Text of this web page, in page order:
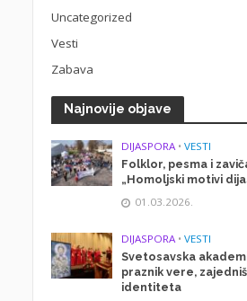
Uncategorized
Vesti
Zabava
Najnovije objave
DIJASPORA • VESTI
Folklor, pesma i
„Homoljski motivi
01.03.2026.
DIJASPORA • VESTI
Svetosavska
praznik vere,
identiteta